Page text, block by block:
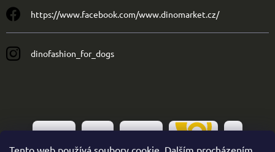
Tento web používá soubory cookie. Dalším procházením
https://www.facebook.com/www.dinomarket.cz/
dinofashion_for_dogs